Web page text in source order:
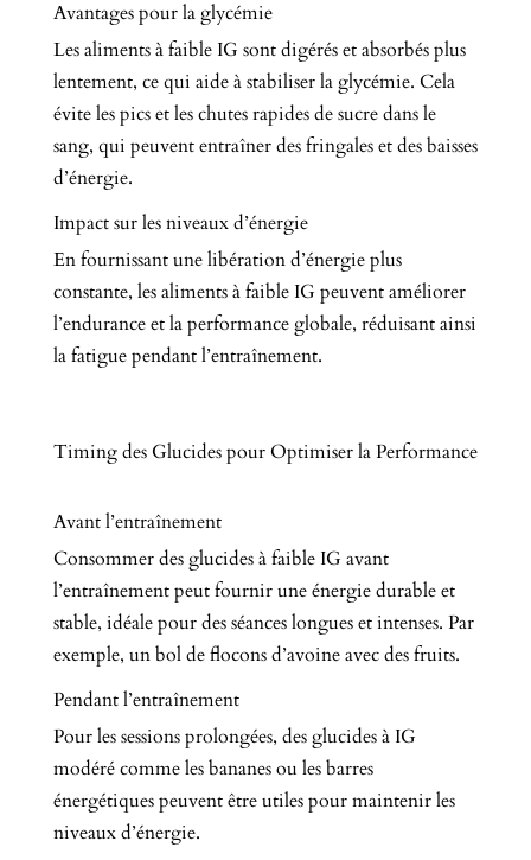
Avantages pour la glycémie
Les aliments à faible IG sont digérés et absorbés plus
lentement, ce qui aide à stabiliser la glycémie. Cela
évite les pics et les chutes rapides de sucre dans le
sang, qui peuvent entraîner des fringales et des baisses
d’énergie.
Impact sur les niveaux d’énergie
En fournissant une libération d’énergie plus
constante, les aliments à faible IG peuvent améliorer
l’endurance et la performance globale, réduisant ainsi
la fatigue pendant l’entraînement.
Timing des Glucides pour Optimiser la Performance
Avant l’entraînement
Consommer des glucides à faible IG avant
l’entraînement peut fournir une énergie durable et
stable, idéale pour des séances longues et intenses. Par
exemple, un bol de flocons d’avoine avec des fruits.
Pendant l’entraînement
Pour les sessions prolongées, des glucides à IG
modéré comme les bananes ou les barres
énergétiques peuvent être utiles pour maintenir les
niveaux d’énergie.